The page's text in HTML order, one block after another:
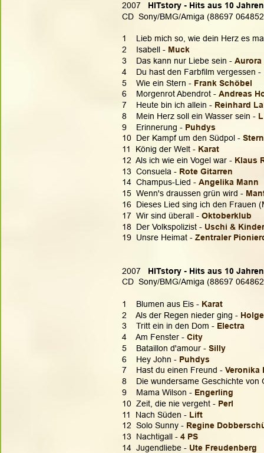
2007
HITstory - Hits aus 10
CD  Sony/BMG/Amiga (88697
1    Lieb mich so, wie dein Herz es
2    Isabell - Muck
3    Das kann nur Liebe sein - Aurora
4    Du hast den Farbfilm vergessen -
5    Wie ein Stern - Frank Schöbel
6    Morgenrot Abendrot - Andreas
7    Heute bin ich allein - Reinhard
8    Mein Herz soll ein Wasser sein -
9    Erinnerung - Puhdys
10  Der Kampf um den Südpol -
11  König der Welt - Karat
12  Als ich wie ein Vogel war - Klaus
13  Consuela - Rote Gitarren
14  Champus-Lied - Angelika Mann
15  Wenn's draussen grün wird -
16  Dieses Lied sing ich den Frauen
17  Wir sind überall - Oktoberklub
18  Der Volkspolizist - Uschi &
19  Unsre Heimat - Zentraler
2007
HITstory - Hits aus 10
CD  Sony/BMG/Amiga (88697
1    Blumen aus Eis - Karat
2    Als der Regen nieder ging -
3    Tritt ein in den Dom - Electra
4    Am Fenster - City
5    Bataillon d'amour - Silly
6    Hey John - Puhdys
7    Hast du einen Freund - Veronika
8    Die wundersame Geschichte von
9    Mama Wilson - Engerling
10  Zeit, die nie vergeht - Perl
11  Nach Süden - Lift
12  Solo Sunny - Regine
13  Nachtigall - 4 PS
14  Jugendliebe - Ute Freudenberg